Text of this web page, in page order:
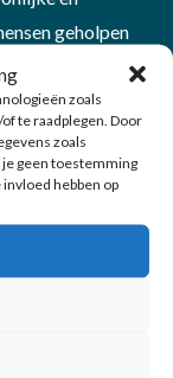
zoals
te raadplegen. Door
zoals
je geen toestemming
hebben op
geholpen
Plan
om te kijken